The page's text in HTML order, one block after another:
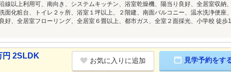
線以上利用可、南向き、システムキッチン、浴室乾燥機、陽当り良好、全居室収納
面化粧台、トイレ２ヶ所、浴室１坪以上、２階建、南面バルコニー、温水洗浄便座
好、全居室フローリング、全居室６畳以上、都市ガス、全室２面採光、小学校 徒
円 2SLDK
お気に入りに追加 見学予約をす